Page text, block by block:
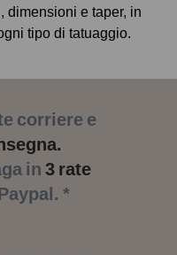
e taper, in
tipo di tatuaggio.
corriere e
in 3 rate
*